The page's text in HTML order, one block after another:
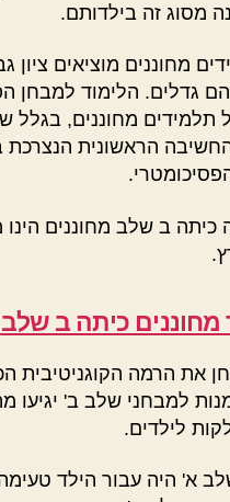
מסוג זה בילדותם.
מחוננים מוציאים ציון
גדלים. הלימוד למבחן
תלמידים מחוננים, בגלל
הראשונית הנצרכת
כיתה ב שלב מחוננים
מחוננים כיתה ב
את הרמה הקוגניטיבית
למבחני שלב ב' יגיעו
לילדים.
א' היה עבור הילד